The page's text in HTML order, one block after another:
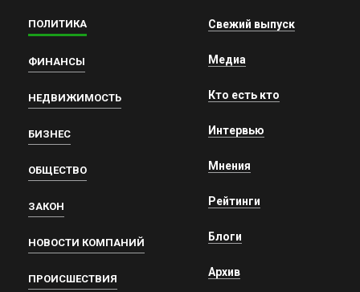
ПОЛИТИКА
ФИНАНСЫ
НЕДВИЖИМОСТЬ
БИЗНЕС
ОБЩЕСТВО
ЗАКОН
НОВОСТИ КОМПАНИЙ
ПРОИСШЕСТВИЯ
Свежий выпуск
Медиа
Кто есть кто
Интервью
Мнения
Рейтинги
Блоги
Архив